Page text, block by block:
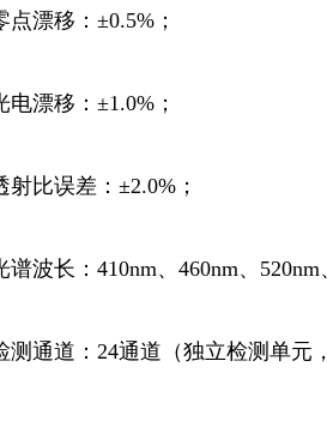
点漂移：±0.5%；
电漂移：±1.0%；
射比误差：±2.0%；
谱波长：410nm、460nm、520nm
测通道：24通道（独立检测单